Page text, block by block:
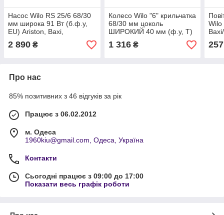
Насос Wilo RS 25/6 68/30
мм широка 91 Вт (б.ф.у,
EU) Ariston, Baxi,
Immergas та ін. арт.
996615 А.з. 0509/2
2 890 ₴
Колесо Wilo "6" крильчатка
68/30 мм цоколь
ШИРОКИЙ 40 мм (ф.у, Т)
котлів газових, арт.
191.051.013, к.з. 0510
1 316₴
Wilo
к.з.
257
Про нас
85% позитивних з 46 відгуків за рік
Працює з 06.02.2012
м. Одеса
1960kiu@gmail.com, Одеса, Україна
Контакти
Сьогодні працює з 09:00 до 17:00
Показати весь графік роботи